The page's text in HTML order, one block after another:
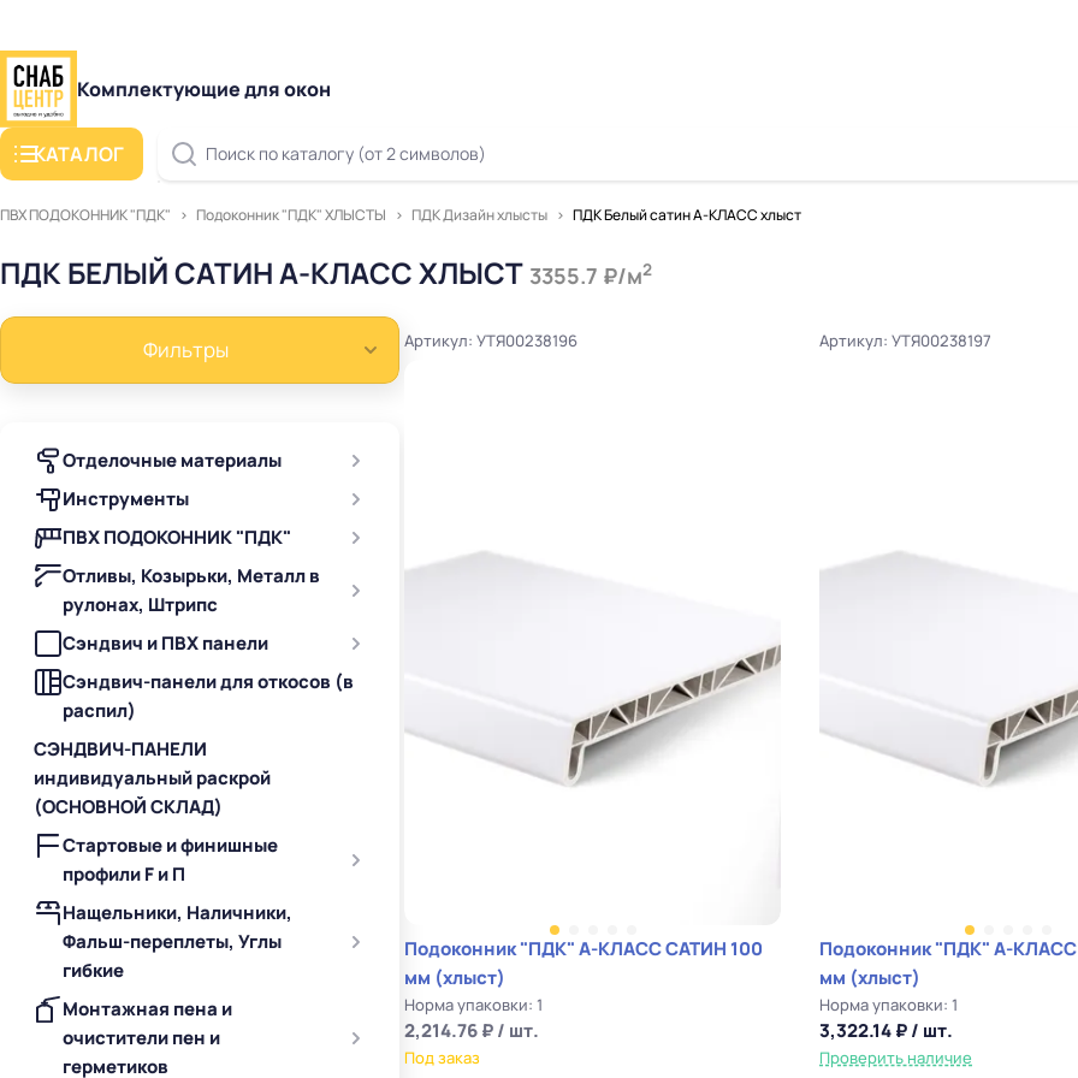
Комплектующие для окон
КАТАЛОГ Поиск по каталогу (от 2 символов)
ПВХ ПОДОКОННИК "ПДК" Подоконник "ПДК" ХЛЫСТЫ ПДК Дизайн хлысты ПДК Белый сатин А-КЛАСС хлыст
ПДК БЕЛЫЙ САТИН А-КЛАСС ХЛЫСТ 3355.7 ₽/м2
Фильтры
Отделочные материалы
Инструменты
ПВХ ПОДОКОННИК "ПДК"
Отливы, Козырьки, Металл в
рулонах, Штрипс
Сэндвич и ПВХ панели
Сэндвич-панели для откосов (в
распил)
СЭНДВИЧ-ПАНЕЛИ
индивидуальный раскрой
(ОСНОВНОЙ СКЛАД)
Стартовые и финишные
профили F и П
Нащельники, Наличники,
Фальш-переплеты, Углы
гибкие
Монтажная пена и
очистители пен и
герметиков
Артикул: УТЯ00238196
Подоконник "ПДК" А-КЛАСС САТИН 100
мм (хлыст)
Норма упаковки: 1
2,214.76 ₽ / шт.
Под заказ
Артикул: УТЯ00238197
Подоконник "ПДК" А-
мм (хлыст)
Норма упаковки: 1
3,322.14 ₽ / шт.
Проверить наличие